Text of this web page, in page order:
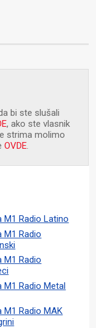
bi ste slušali
, ako ste vlasnik
strima molimo
OVDE.
M1 Radio Latino
M1 Radio
M1 Radio
M1 Radio Metal
M1 Radio MAK